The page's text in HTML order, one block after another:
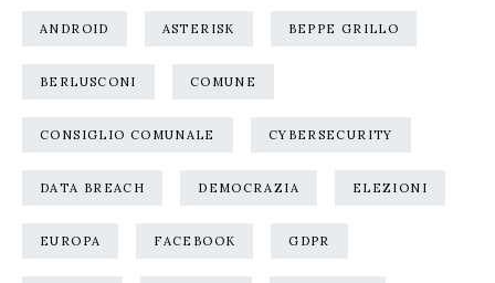
ANDROID ASTERISK BEPPE GRILLO
BERLUSCONI COMUNE
CONSIGLIO COMUNALE CYBERSECURITY
DATA BREACH DEMOCRAZIA ELEZIONI
EUROPA FACEBOOK GDPR